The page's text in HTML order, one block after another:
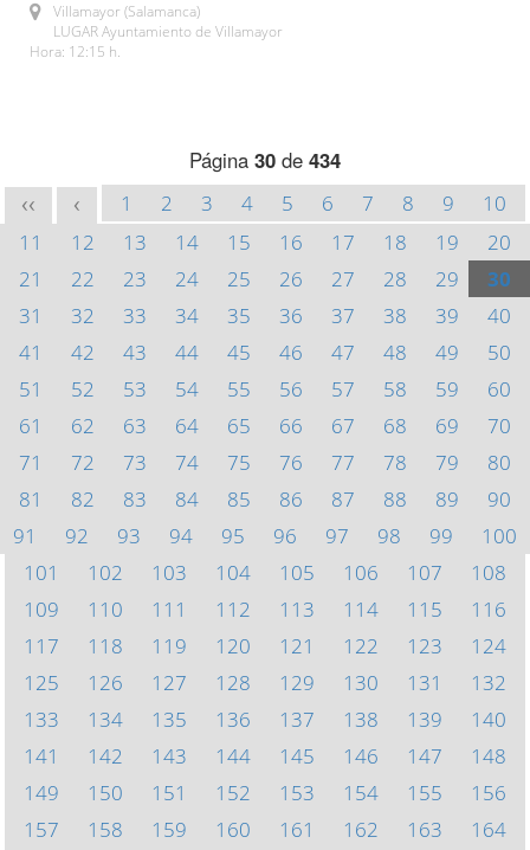
Villamayor (Salamanca)
LUGAR Ayuntamiento de Villamayor
Hora: 12:15 h.
Página 30 de 434
<< < 1 2 3 4 5 6 7 8 9
10
11
12 13 14 15 16 17 18 19
20
21
22 23 24 25 26 27 28 29
30
31
32 33 34 35 36 37 38 39
40
41
42 43 44 45 46 47 48 49
50
51
52 53 54 55 56 57 58 59
60
61
62 63 64 65 66 67 68 69
70
71
72 73 74 75 76 77 78 79
80
81
82 83 84 85 86 87 88 89
90
91
92 93 94 95 96 97 98 99
100
101
102 103 104 105 106 107
108
109
110 111 112 113 114 115
116
117
118 119 120 121 122 123
124
125
126 127 128 129 130 131
132
133
134 135 136 137 138 139
140
141
142 143 144 145 146 147
148
149
150 151 152 153 154 155
156
157
158 159 160 161 162 163
164